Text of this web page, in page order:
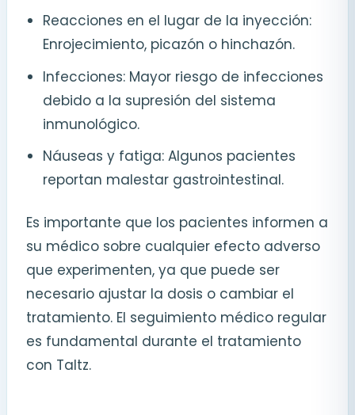
Reacciones en el lugar de la inyección:
Enrojecimiento, picazón o hinchazón.
Infecciones: Mayor riesgo de infecciones
debido a la supresión del sistema
inmunológico.
Náuseas y fatiga: Algunos pacientes
reportan malestar gastrointestinal.
Es importante que los pacientes informen a
su médico sobre cualquier efecto adverso
que experimenten, ya que puede ser
necesario ajustar la dosis o cambiar el
tratamiento. El seguimiento médico regular
es fundamental durante el tratamiento
con Taltz.